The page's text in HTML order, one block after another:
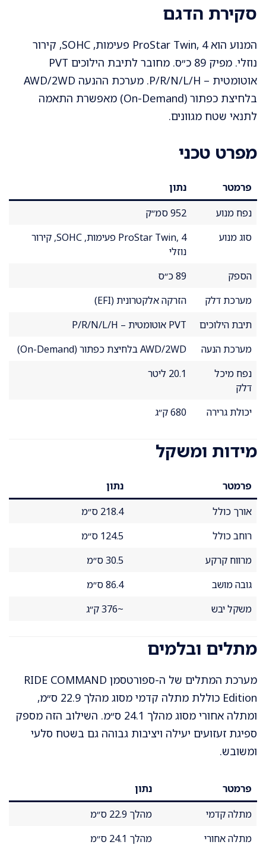
סקירת הדגם
המנוע הוא ProStar Twin, 4 פעימות, SOHC, קירור
נוזלי. מפיק 89 כ״ס. מחובר לתיבת הילוכים PVT
אוטומטית – P/R/N/L/H. מערכת ההנעה AWD/2WD
בלחיצת כפתור (On-Demand) מאפשרת התאמה
לתנאי שטח מגוונים.
מפרט טכני
פרמטר
נתון
נפח מנוע
952 סמ״ק
סוג מנוע
ProStar Twin, 4 פעימות, SOHC, קירור
נוזלי
הספק
89 כ״ס
מערכת דלק
הזרקה אלקטרונית (EFI)
תיבת הילוכים
PVT אוטומטית – P/R/N/L/H
מערכת הנעה
AWD/2WD בלחיצת כפתור (On-Demand)
נפח מיכל
דלק
20.1 ליטר
יכולת גרירה 680 ק״ג
מידות ומשקל
פרמטר
נתון
אורך כולל
218.4 ס״מ
רוחב כולל
124.5 ס״מ
מרווח קרקע
30.5 ס״מ
גובה מושב
86.4 ס״מ
משקל יבש
~376 ק״ג
מתלים ובלמים
מערכת המתלים של ה-ספורטסמן RIDE COMMAND
Edition כוללת מתלה קדמי מסוג מהלך 22.9 ס״מ,
ומתלה אחורי מסוג מהלך 24.1 ס״מ. השילוב הזה מספק
ספיגת זעזועים יעילה ויציבות גבוהה גם בשטח סלעי
ומשובש.
פרמטר
נתון
מתלה קדמי
מהלך 22.9 ס״מ
מתלה אחורי
מהלך 24.1 ס״מ